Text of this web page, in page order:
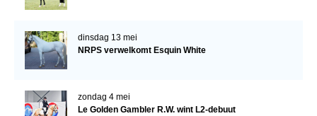
dinsdag 13 mei
NRPS verwelkomt Esquin White
zondag 4 mei
Le Golden Gambler R.W. wint L2-debuut